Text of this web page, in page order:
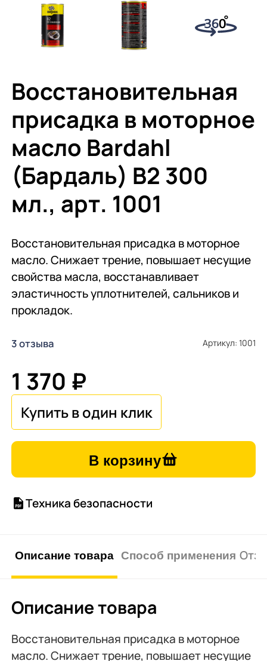
Восстановительная
присадка в моторное
масло Bardahl
(Бардаль) B2 300
мл., арт. 1001
Восстановительная присадка в моторное
масло. Снижает трение, повышает несущие
свойства масла, восстанавливает
эластичность уплотнителей, сальников и
прокладок.
3 отзыва Артикул: 1001
1 370 ₽
В корзину
Техника безопасности
Описание товара Способ применения
Описание товара
Восстановительная присадка в моторное
масло. Снижает трение, повышает несущие